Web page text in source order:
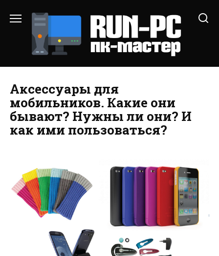
содержанию
Аксессуары для
мобильников. Какие они
бывают? Нужны ли они? И
как ими пользоваться?